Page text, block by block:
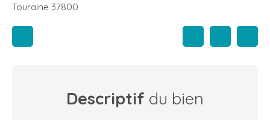
Touraine 37800
Descriptif du bien